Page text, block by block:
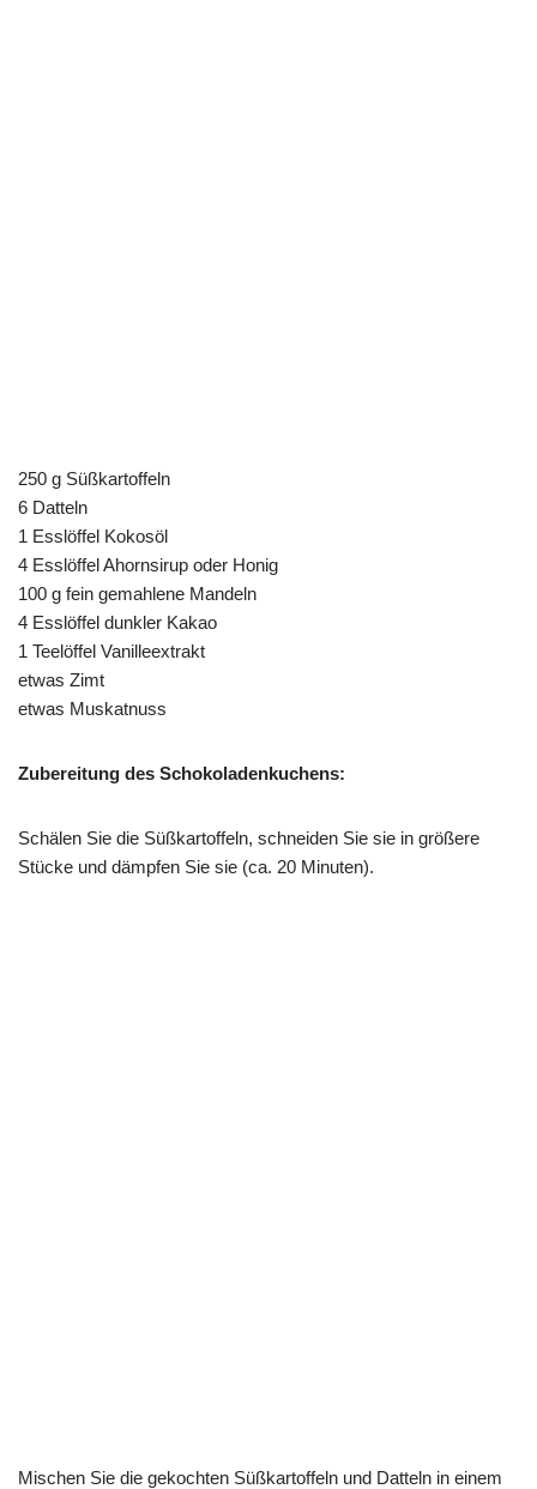
250 g Süßkartoffeln
6 Datteln
1 Esslöffel Kokosöl
4 Esslöffel Ahornsirup oder Honig
100 g fein gemahlene Mandeln
4 Esslöffel dunkler Kakao
1 Teelöffel Vanilleextrakt
etwas Zimt
etwas Muskatnuss
Zubereitung des Schokoladenkuchens:
Schälen Sie die Süßkartoffeln, schneiden Sie sie in größere
Stücke und dämpfen Sie sie (ca. 20 Minuten).
Mischen Sie die gekochten Süßkartoffeln und Datteln in einem